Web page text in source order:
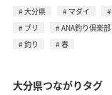
大分県 マダイ
ブリ
ANA釣り倶楽部
釣り
春
大分県つながりタグ